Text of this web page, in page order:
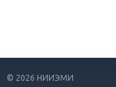
© 2026 НИИЭМИ